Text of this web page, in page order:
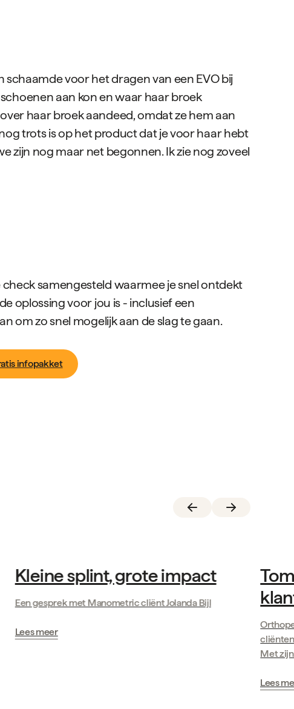
schaamde voor het dragen van een EVO bij
aan kon en waar haar broek
haar broek aandeed, omdat ze hem aan
trots is op het product dat je voor haar hebt
zijn nog maar net begonnen. Ik zie nog zoveel
samengesteld waarmee je snel ontdekt
oplossing voor jou is - inclusief een
om zo snel mogelijk aan de slag te gaan.
infopakket
Kleine splint, grote impact
Een gesprek met Manometric cliënt Jolanda Bijl
Lees meer
Met
Lees